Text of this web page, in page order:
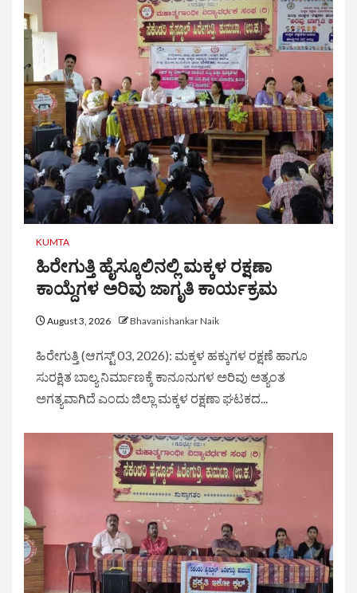
KUMTA
ಹಿರೇಗುತ್ತಿ ಹೈಸ್ಕೂಲಿನಲ್ಲಿ ಮಕ್ಕಳ ರಕ್ಷಣಾ
ಕಾಯ್ದೆಗಳ ಅರಿವು ಜಾಗೃತಿ ಕಾರ್ಯಕ್ರಮ
August 3, 2026 Bhavanishankar Naik
ಹಿರೇಗುತ್ತಿ (ಆಗಸ್ಟ್ 03, 2026): ಮಕ್ಕಳ ಹಕ್ಕುಗಳ ರಕ್ಷಣೆ ಹಾಗೂ
ಸುರಕ್ಷಿತ ಬಾಲ್ಯ ನಿರ್ಮಾಣಕ್ಕೆ ಕಾನೂನುಗಳ ಅರಿವು ಅತ್ಯಂತ
ಅಗತ್ಯವಾಗಿದೆ ಎಂದು ಜಿಲ್ಲಾ ಮಕ್ಕಳ ರಕ್ಷಣಾ ಘಟಕದ...